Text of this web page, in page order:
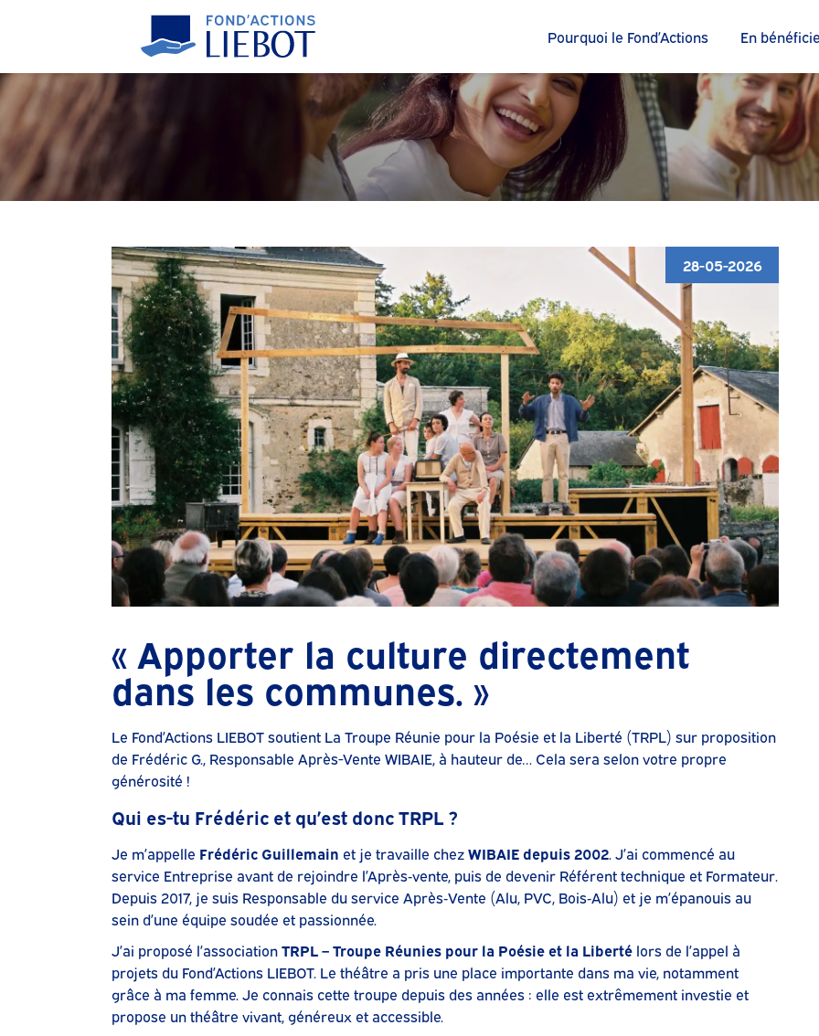
Pourquoi le Fond’Actions En
28-05-2026
« Apporter la culture directement
dans les communes. »
Le Fond’Actions LIEBOT soutient La Troupe Réunie pour la Poésie et la Liberté (TRPL) sur proposition
de Frédéric G., Responsable Après-Vente WIBAIE, à hauteur de… Cela sera selon votre propre
générosité !
Qui es-tu Frédéric et qu’est donc TRPL ?
Je m’appelle Frédéric Guillemain et je travaille chezWIBAIE depuis 2002. J’ai commencé au
service Entreprise avant de rejoindre l’Après‑vente, puis de devenir Référent technique et Formateur.
Depuis 2017, je suis Responsable du service Après‑Vente (Alu, PVC, Bois‑Alu) et je m’épanouis au
sein d’une équipe soudée et passionnée.
J’ai proposé l’associationTRPL – Troupe Réunies pour la Poésie et la Liberté lors de l’appel à
projets du Fond’Actions LIEBOT. Le théâtre a pris une place importante dans ma vie, notamment
grâce à ma femme. Je connais cette troupe depuis des années : elle est extrêmement investie et
propose un théâtre vivant, généreux et accessible.